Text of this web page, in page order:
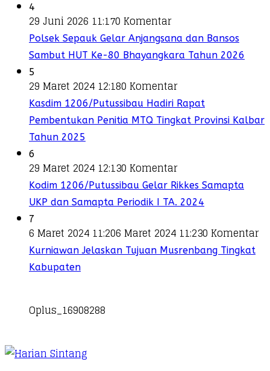
4
29 Juni 2026 11:170 Komentar
Polsek Sepauk Gelar Anjangsana dan Bansos
Sambut HUT Ke-80 Bhayangkara Tahun 2026
5
29 Maret 2024 12:180 Komentar
Kasdim 1206/Putussibau Hadiri Rapat
Pembentukan Penitia MTQ Tingkat Provinsi Kalbar
Tahun 2025
6
29 Maret 2024 12:130 Komentar
Kodim 1206/Putussibau Gelar Rikkes Samapta
UKP dan Samapta Periodik I TA. 2024
7
6 Maret 2024 11:206 Maret 2024 11:230 Komentar
Kurniawan Jelaskan Tujuan Musrenbang Tingkat
Kabupaten
Oplus_16908288